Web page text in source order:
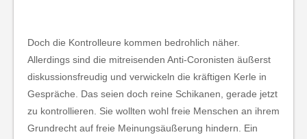
Doch die Kontrolleure kommen bedrohlich näher.
Allerdings sind die mitreisenden Anti-Coronisten äußerst
diskussionsfreudig und verwickeln die kräftigen Kerle in
Gespräche. Das seien doch reine Schikanen, gerade jetzt
zu kontrollieren. Sie wollten wohl freie Menschen an ihrem
Grundrecht auf freie Meinungsäußerung hindern. Ein